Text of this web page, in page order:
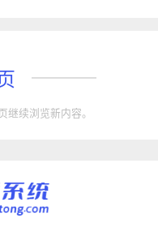
继续浏览新内容。